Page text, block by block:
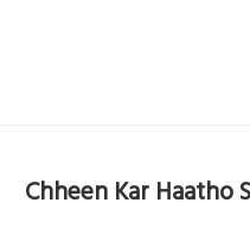
Chheen Kar Haatho